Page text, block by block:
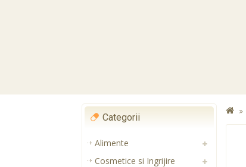
Categorii
Alimente
Cosmetice si Ingrijire